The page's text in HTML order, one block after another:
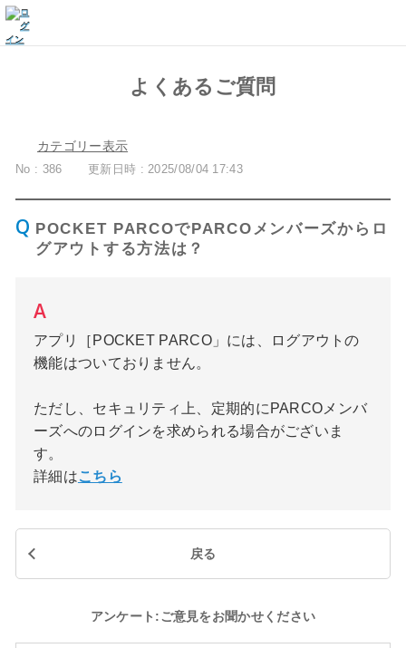
よくあるご質問
カテゴリー表示
No : 386 更新日時 : 2025/08/04 17:43
POCKET PARCOでPARCOメンバーズからロ
グアウトする方法は？
アプリ［POCKET PARCO」には、ログアウトの
機能はついておりません。
ただし、セキュリティ上、定期的にPARCOメンバ
ーズへのログインを求められる場合がございま
す。
詳細はこちら
戻る
アンケート:ご意見をお聞かせください